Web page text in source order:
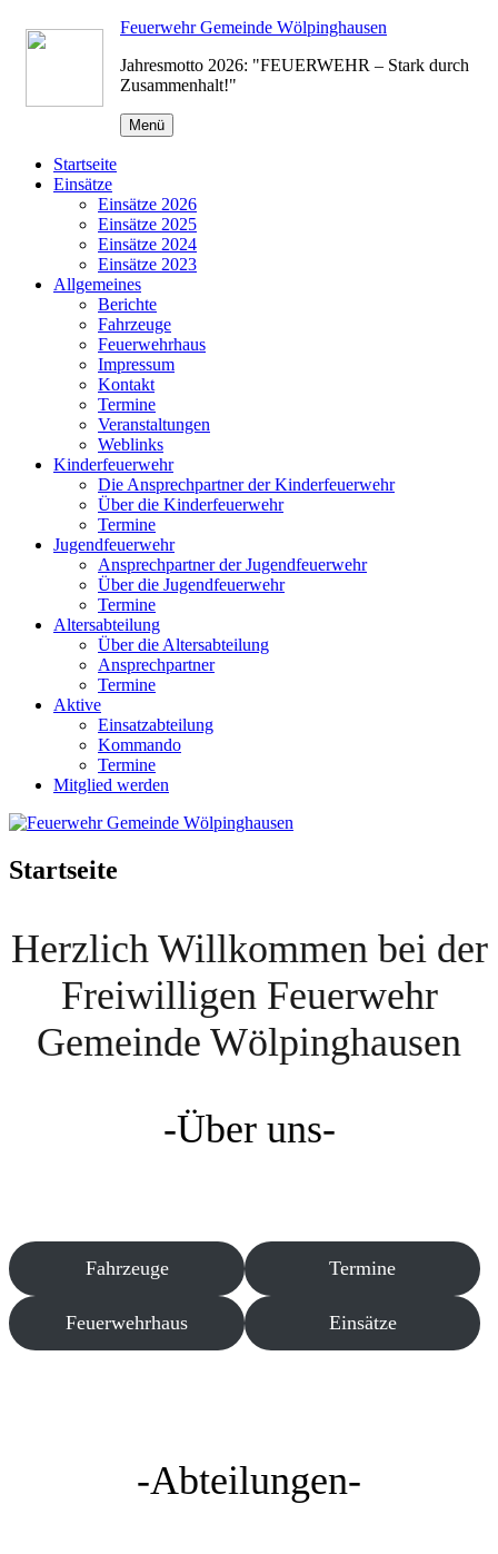
Zum
Inhalt
Feuerwehr Gemeinde Wölpinghausen
Jahresmotto 2026: "FEUERWEHR – Stark durch
Zusammenhalt!"
Menü
Startseite
Einsätze
Einsätze 2026
Einsätze 2025
Einsätze 2024
Einsätze 2023
Allgemeines
Berichte
Fahrzeuge
Feuerwehrhaus
Impressum
Kontakt
Termine
Veranstaltungen
Weblinks
Kinderfeuerwehr
Die Ansprechpartner der Kinderfeuerwehr
Über die Kinderfeuerwehr
Termine
Jugendfeuerwehr
Ansprechpartner der Jugendfeuerwehr
Über die Jugendfeuerwehr
Termine
Altersabteilung
Über die Altersabteilung
Ansprechpartner
Termine
Aktive
Einsatzabteilung
Kommando
Termine
Mitglied werden
Startseite
Herzlich Willkommen bei der
Freiwilligen Feuerwehr
Gemeinde Wölpinghausen
-Über uns-
Fahrzeuge Termine
Feuerwehrhaus Einsätze
-Abteilungen-